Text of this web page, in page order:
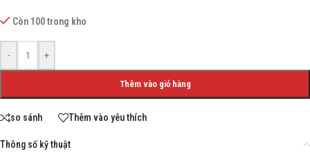
Còn 100 trong kho
- +
Thêm vào giỏ hàng
so sánh Thêm vào yêu thích
Thông số kỹ thuật